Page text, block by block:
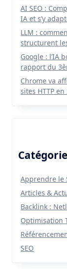
AI SEO :
IA et s’y
LLM :
structurent
Google : l’IA
rapport du
Chrome va
sites HTTP en
Apprendre le
Articles &
Backlink :
Optimisation
SEO